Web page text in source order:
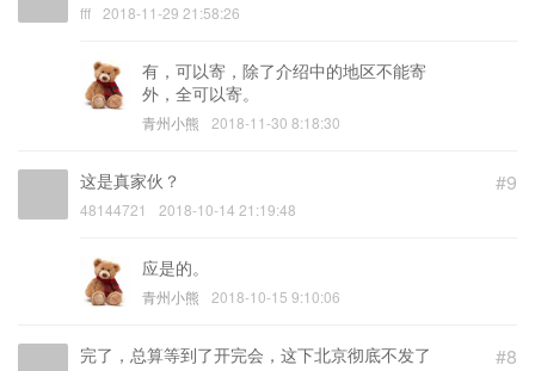
fff 2018-11-29 21:58:26
有，可以寄，除了介绍中的地区不能寄
外，全可以寄。
青州小熊 2018-11-30 8:18:30
#9
这是真家伙？
48144721 2018-10-14 21:19:48
应是的。
青州小熊 2018-10-15 9:10:06
#8
完了，总算等到了开完会，这下北京彻底不发了